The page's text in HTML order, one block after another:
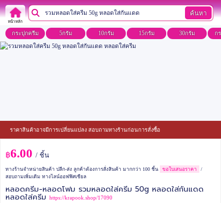
หน้าหลัก
ค้นหา
กระปุกครีม 5กรัม 10กรัม 15กรัม 30กรัม ก
ราคาสินค้าอาจมีการเปลี่ยนแปลง สอบถามทางร้านก่อนการสั่งซื้อ
฿6.00 / ชิ้น
ทางร้านจำหน่ายสินค้า ปลีก-ส่ง ลูกค้าต้องการสั่งสินค้า มากกว่า 100 ชิ้น ขอใบเสนอราคา
/
สอบถามเพิ่มเติม ทางไลน์ออฟฟิศเชียล
หลอดครีม-หลอดโฟม รวมหลอดใส่ครีม 50g หลอดใส่กันแดด
หลอดใส่ครีม https://krapook.shop/17090